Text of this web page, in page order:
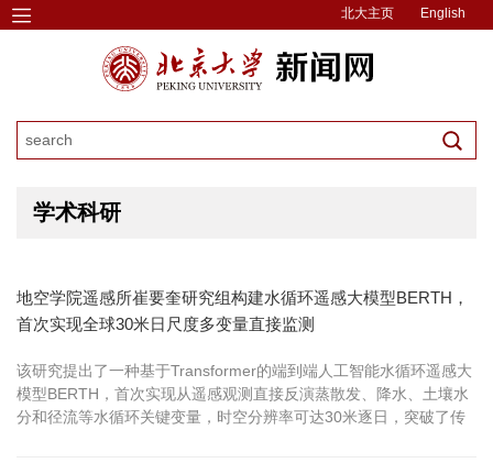
北大主页 English
学术科研
地空学院遥感所崔要奎研究组构建水循环遥感大模型BERTH，
首次实现全球30米日尺度多变量直接监测
该研究提出了一种基于Transformer的端到端人工智能水循环遥感大
模型BERTH，首次实现从遥感观测直接反演蒸散发、降水、土壤水
分和径流等水循环关键变量，时空分辨率可达30米逐日，突破了传